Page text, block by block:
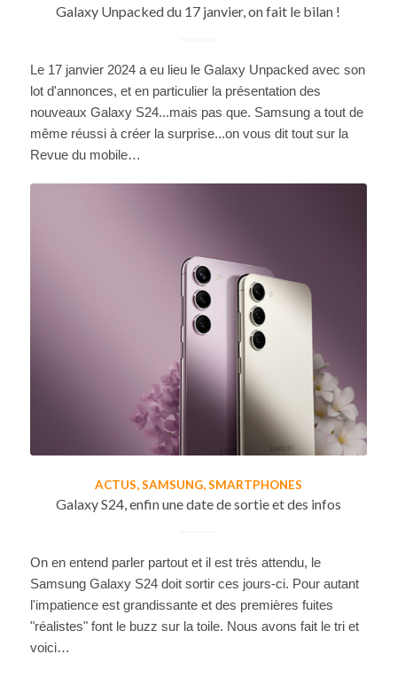
Galaxy Unpacked du 17 janvier, on fait le bilan !
Le 17 janvier 2024 a eu lieu le Galaxy Unpacked avec son
lot d'annonces, et en particulier la présentation des
nouveaux Galaxy S24...mais pas que. Samsung a tout de
même réussi à créer la surprise...on vous dit tout sur la
Revue du mobile…
ACTUS,SAMSUNG,SMARTPHONES
Galaxy S24, enfin une date de sortie et des infos
On en entend parler partout et il est très attendu, le
Samsung Galaxy S24 doit sortir ces jours-ci. Pour autant
l'impatience est grandissante et des premières fuites
"réalistes" font le buzz sur la toile. Nous avons fait le tri et
voici…